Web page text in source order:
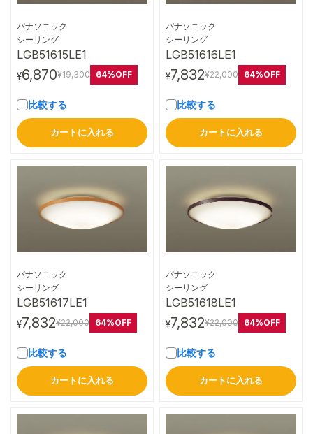
パナソニック
シーリング
LGB51615LE1
¥6,870¥19,300 64%OFF
比較する
カートに入れる
パナソニック
シーリング
LGB51616LE1
¥7,832¥22,000 64%OFF
比較する
カートに入れる
パナソニック
シーリング
LGB51617LE1
¥7,832¥22,000 64%OFF
比較する
カートに入れる
パナソニック
シーリング
LGB51618LE1
¥7,832¥22,000 64%OFF
比較する
カートに入れる